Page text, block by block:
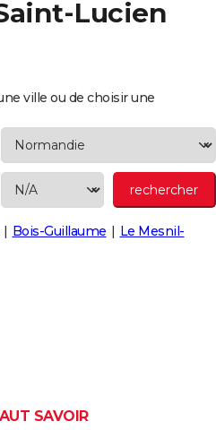
Lucien
ville ou de choisir une
Bois-Guillaume
Le Mesnil-
SAVOIR